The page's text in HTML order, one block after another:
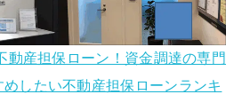
動産担保ローン！資金調達の専門
したい不動産担保ローンランキ